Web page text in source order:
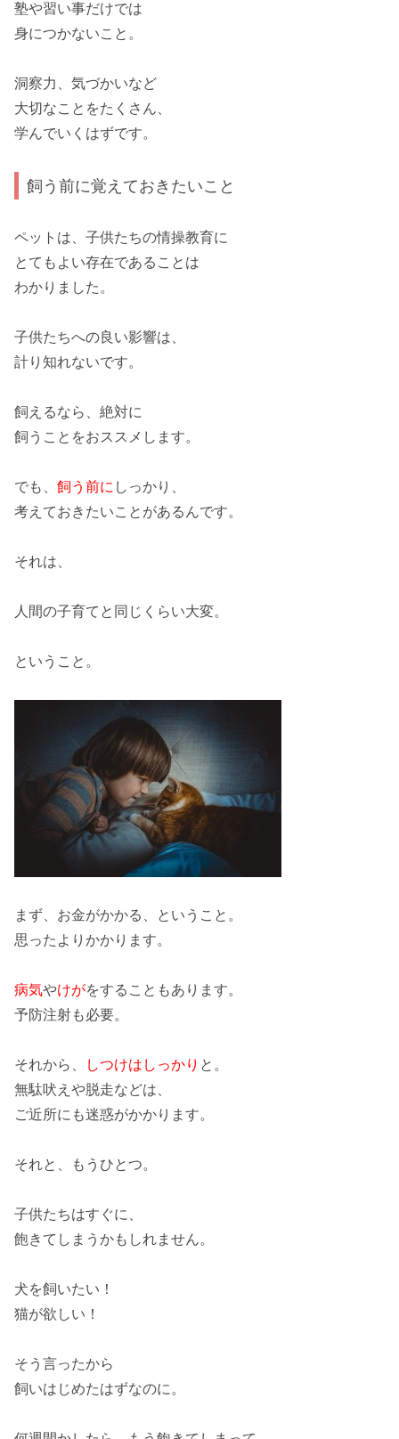
塾や習い事だけでは
身につかないこと。
洞察力 気づかいなど
大切なことをたくさん、
学んでいくはずです。
飼う前に覚えておきたいこと
ペットは、子供たちの情操教育に
とてもよい存在であることは
わかりました。
子供たちへの良い影響は、
計り知れないです。
飼えるなら、絶対に
飼うことをおススメします。
でも、 飼う前に しっかり、
考えておきたいことがあるんです。
それは、
人間の子育てと同じくらい大変。
ということ。
まず、 お金がかかる
、ということ。
思ったよりかかります。
病気やけがをすることもあります。
予防注射も必要。
それから、 しつけはしっかり と。
無駄吠えや脱走などは、
ご近所にも迷惑がかかります。
それと、もうひとつ。
子供たちはすぐに、
飽きてしまうかも しれません。
犬を飼いたい！
猫が欲しい！
そう言ったから
飼いはじめたはずなのに。